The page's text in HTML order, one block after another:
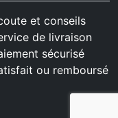
et conseils
de livraison
sécurisé
ou remboursé